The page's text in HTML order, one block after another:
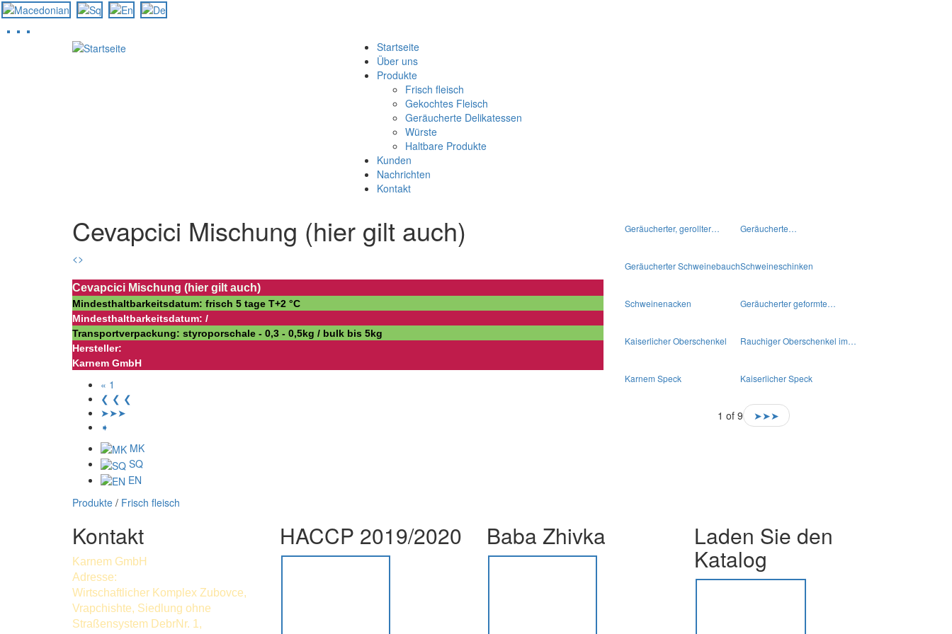
Startseite
Über uns
Produkte
Frisch fleisch
Gekochtes Fleisch
Geräucherte Delikatessen
Würste
Haltbare Produkte
Kunden
Nachrichten
Kontakt
Cevapcici Mischung (hier gilt auch)
<>
Cevapcici Mischung (hier gilt auch)
Mindesthaltbarkeitsdatum: frisch 5 tage Т+2 °С
Mindesthaltbarkeitsdatum: /
Transportverpackung: styroporschale - 0,3 - 0,5kg / bulk bis 5kg
Hersteller:
Karnem GmbH
« 1
❮ ❮ ❮
➤➤➤
➧
MK
SQ
EN
Produkte / Frisch fleisch
Geräucherter, gerollter… Geräucherte…
Geräucherter SchweinebauchSchweineschinken
Schweinenacken Geräucherter geformte…
Kaiserlicher Oberschenkel Rauchiger Oberschenkel im…
Karnem Speck Kaiserlicher Speck
1 of 9 ➤➤➤
Kontakt
Karnem GmbH
Adresse:
Wirtschaftlicher Komplex Zubovce,
Vrapchishte, Siedlung ohne
Straßensystem DebrNr. 1,
HACCP 2019/2020 Baba Zhivka Laden Sie den
Katalog